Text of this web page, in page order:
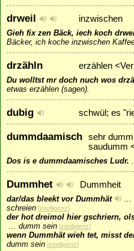
drweil inzwischen
Gieh fix zen Bäck, iech koch
Bäcker, ich koche inzwischen
drzähln erzählen
Du wolltst mr doch nuch wos
etwas erzählen (sagen).
dubig schwül; es
dummdaamisch
sehr
saudumm
Dos is e dummdaamisches Ludr.
Dummhet Dummheit
dar/das bleekt vor Dummhät
schreien [intelligenz]
der hot dreimol hier gschriern,
dumm sein [intelligenz]
wenn Dummhät wieh tet, misst
dumm sein [intelligenz]